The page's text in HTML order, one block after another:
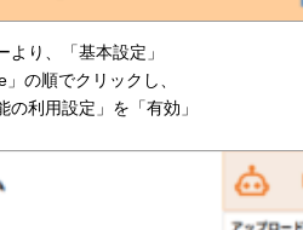
より、「基本設定」
の順でクリックし、
の利用設定」を「有効」